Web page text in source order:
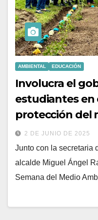
AMBIENTAL EDUCACIÓN
Involucra el
estudiantes en
protección del
2 DE JUNIO DE 2025
Junto con la secretaria
alcalde Miguel Ángel
Semana del Medio